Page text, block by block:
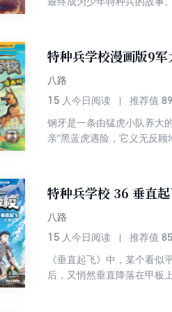
特种兵学校漫画版9军
八路
15 人今日阅读 推荐值
钢牙是一条由猛虎小队养大
亲”黑蓝虎遇险，它义无反
特种兵学校 36 垂直起
八路
15 人今日阅读 推荐值
《垂直起飞》中，某个看
后，又悄然垂直降落在甲板